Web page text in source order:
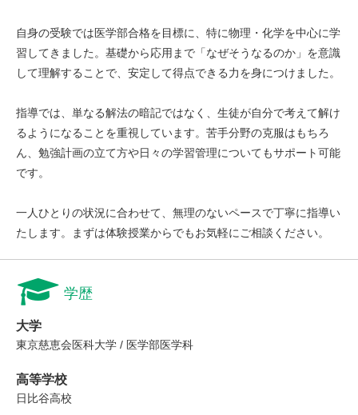
自身の受験では医学部合格を目標に、特に物理・化学を中心に学
習してきました。基礎から応用まで「なぜそうなるのか」を意識
して理解することで、安定して得点できる力を身につけました。
指導では、単なる解法の暗記ではなく、生徒が自分で考えて解け
るようになることを重視しています。苦手分野の克服はもちろ
ん、勉強計画の立て方や日々の学習管理についてもサポート可能
です。
一人ひとりの状況に合わせて、無理のないペースで丁寧に指導い
たします。まずは体験授業からでもお気軽にご相談ください。
学歴
大学
東京慈恵会医科大学 / 医学部医学科
高等学校
日比谷高校